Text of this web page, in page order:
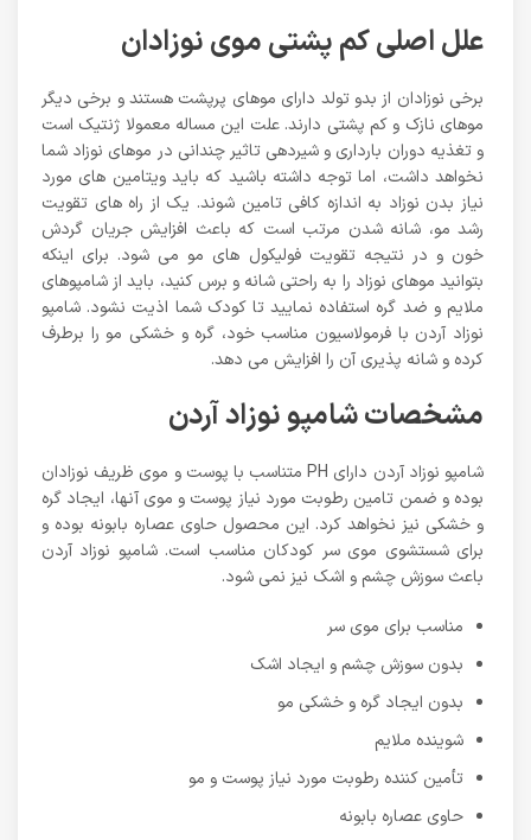
علل اصلی کم پشتی موی نوزادان
برخی نوزادان از بدو تولد دارای موهای پرپشت هستند و برخی دیگر
موهای نازک و کم پشتی دارند. علت این مساله معمولا ژنتیک است
و تغذیه دوران بارداری و شیردهی تاثیر چندانی در موهای نوزاد شما
نخواهد داشت، اما توجه داشته باشید که باید ویتامین های مورد
نیاز بدن نوزاد به اندازه کافی تامین شوند. یک از راه های تقویت
رشد مو، شانه شدن مرتب است که باعث افزایش جریان گردش
خون و در نتیجه تقویت فولیکول های مو می شود. برای اینکه
بتوانید موهای نوزاد را به راحتی شانه و برس کنید، باید از شامپوهای
ملایم و ضد گره استفاده نمایید تا کودک شما اذیت نشود. شامپو
نوزاد آردن با فرمولاسیون مناسب خود، گره و خشکی مو را برطرف
کرده و شانه پذیری آن را افزایش می دهد.
مشخصات شامپو نوزاد آردن
شامپو نوزاد آردن دارای PH متناسب با پوست و موی ظریف نوزادان
بوده و ضمن تامین رطوبت مورد نیاز پوست و موی آنها، ایجاد گره
و خشکی نیز نخواهد کرد. این محصول حاوی عصاره بابونه بوده و
برای شستشوی موی سر کودکان مناسب است. شامپو نوزاد آردن
باعث سوزش چشم و اشک نیز نمی شود.
مناسب برای موی سر
بدون سوزش چشم و ایجاد اشک
بدون ایجاد گره و خشکی مو
شوینده ملایم
تأمین کننده رطوبت مورد نیاز پوست و مو
حاوی عصاره بابونه